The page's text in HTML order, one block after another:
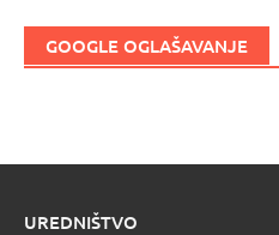
GOOGLE OGLAŠAVANJE
UREDNIŠTVO